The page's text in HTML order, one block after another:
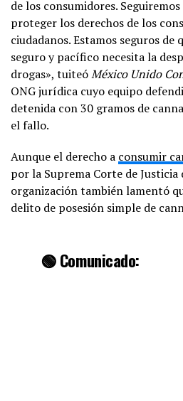
de los consumidores.
proteger los derechos de los
ciudadanos. Estamos seguros de
seguro y pacífico necesita la
drogas», tuiteóMéxico Unido
ONG jurídica cuyo equipo
detenida con 30 gramos de
el fallo.
Aunque el derecho a consumir
por la Suprema Corte de Justicia
organización también lamentó
delito de posesión simple de
🟢 Comunicado: